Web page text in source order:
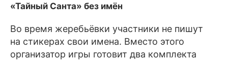
«Тайный Санта» без имён
Во время жеребьёвки участники не пишут
на стикерах свои имена. Вместо этого
организатор игры готовит два комплекта